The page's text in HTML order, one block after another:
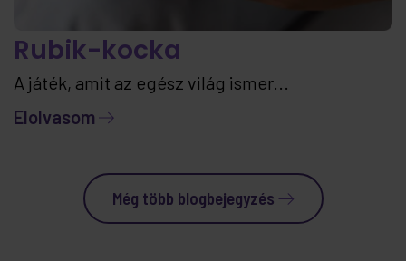
Rubik-kocka
A játék, amit az egész világ ismer...
Elolvasom
Még több blogbejegyzés